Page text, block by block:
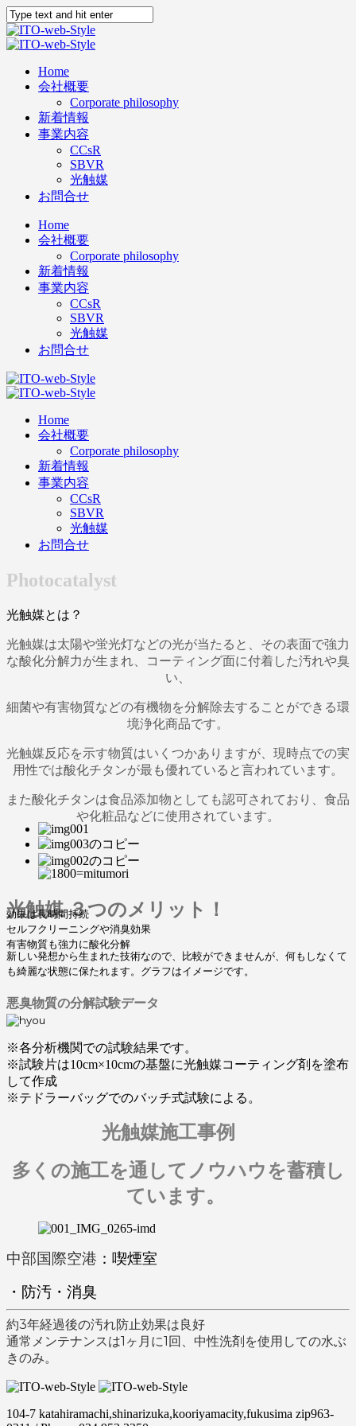
Home
会社概要
Corporate philosophy
新着情報
事業内容
CCsR
SBVR
光触媒
お問合せ
Home
会社概要
Corporate philosophy
新着情報
事業内容
CCsR
SBVR
光触媒
お問合せ
Home
会社概要
Corporate philosophy
新着情報
事業内容
CCsR
SBVR
光触媒
お問合せ
Photocatalyst
光触媒とは？
光触媒は太陽や蛍光灯などの光が当たると、 その表面で強力
な酸化分解力が生まれ、 コーティング面に付着した汚れや臭
い、
細菌や有害物質などの有機物を分解除去する ことができる環
境浄化商品です。
光触媒反応を示す物質はいくつかありますが、現時点での実
用性では酸化チタンが最も優れていると言われています。
また酸化チタンは食品添加物としても認可されており、食品
や化粧品などに使用されています。
光触媒 ３つのメリット！
効果は長時間持続
セルフクリーニングや消臭効果
有害物質も強力に酸化分解
新しい発想から生まれた技術なので、比較ができませんが、何もしなくて
も綺麗な状態に保たれます。グラフはイメージです。
悪臭物質の分解試験データ
※各分析機関での試験結果です。
※試験片は10cm×10cmの基盤に光触媒コーティング剤を塗布
して作成
※テドラーバッグでのバッチ式試験による。
光触媒施工事例
多くの施工を通してノウハウを蓄積し
ています。
中部国際空港 ：喫煙室
・防汚・消臭
約3年経過後の汚れ防止効果は良好
通常メンテナンスは1ヶ月に1回、 中性洗剤を使用しての水ぶ
きのみ。
104-7 katahiramachi,shinarizuka,kooriyamacity,fukusima zip963-